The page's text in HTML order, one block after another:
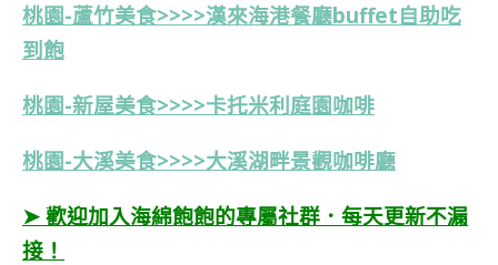
桃園-蘆竹美食>>>>漢來海港餐廳buffet自助吃
到飽
桃園-新屋美食>>>>卡托米利庭園咖啡
桃園-大溪美食>>>>大溪湖畔景觀咖啡廳
➤ 歡迎加入海綿飽飽的專屬社群．每天更新不漏
接！